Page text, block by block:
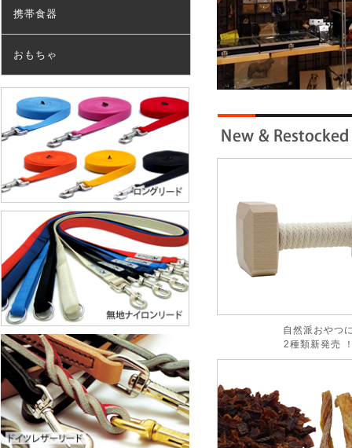
自然派おやつ
2種類新発売
携帯食器
おもちゃ